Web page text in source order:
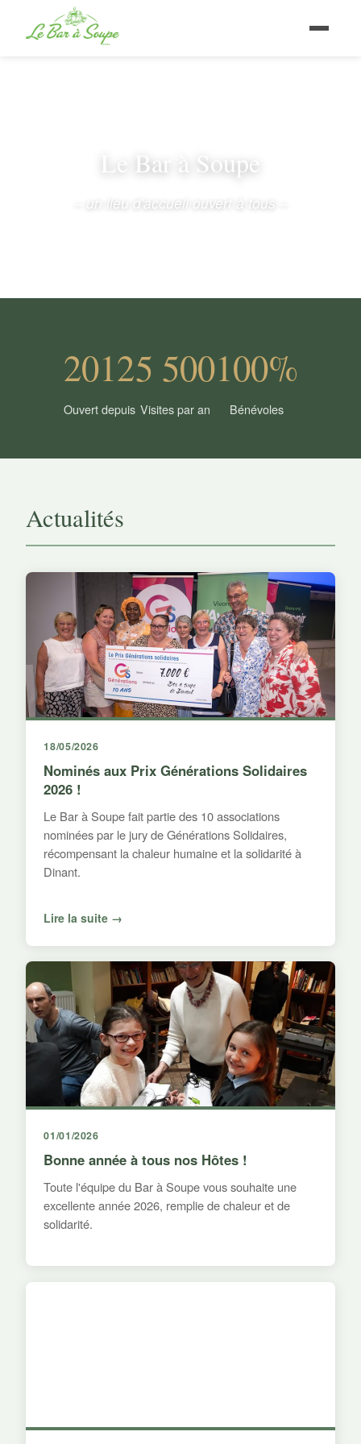
Le Bar à Soupe
– un lieu d'accueil ouvert à tous –
2012
Ouvert depuis
5 500
Visites par an
100%
Bénévoles
Actualités
18/05/2026
Nominés aux Prix Générations Solidaires
2026 !
Le Bar à Soupe fait partie des 10 associations
nominées par le jury de Générations Solidaires,
récompensant la chaleur humaine et la solidarité à
Dinant.
Lire la suite →
01/01/2026
Bonne année à tous nos Hôtes !
Toute l'équipe du Bar à Soupe vous souhaite une
excellente année 2026, remplie de chaleur et de
solidarité.